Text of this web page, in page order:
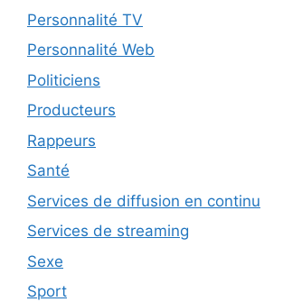
Personnalité TV
Personnalité Web
Politiciens
Producteurs
Rappeurs
Santé
Services de diffusion en continu
Services de streaming
Sexe
Sport